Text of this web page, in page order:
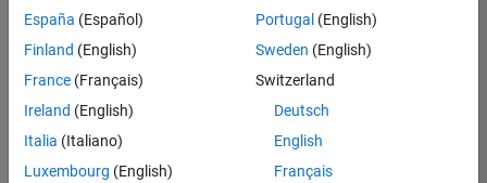
poste
n’ont
pas
été
traduites.
Effectuez
España (Español)
Finland (English)
France (Français)
Ireland (English)
Italia (Italiano)
Luxembourg (English)
Portugal (English)
Sweden (English)
Switzerland
Deutsch
English
Français